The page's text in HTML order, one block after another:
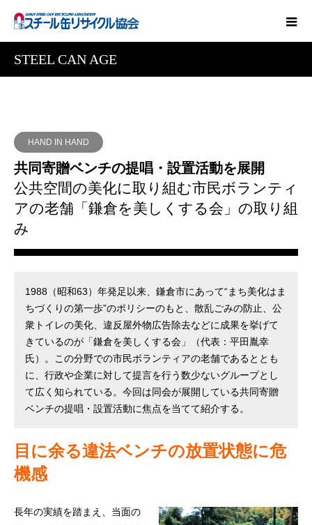
STEEL CAN AGE
HAND IN HAND
共同寄贈ベンチの提唱・設置活動を展開
公共空間の美化に取り組む市民ボランティ
アの老舗「鎌倉を美しくする会」の取り組
み
1988（昭和63）年発足以来、鎌倉市にあって“まち美化はま
ちづくりの第一歩”のポリシーのもと、散乱ごみの防止、公
衆トイレの美化、違反屋外物広告除去などに成果を挙げて
きているのが「鎌倉を美しくする会」（代表：平田胤幸
氏）。この分野での市民ボランティアの老舗であるととも
に、行政や企業に対して提言を行う数少ないグループとし
て広く知られている。今回は同会が展開している共同寄贈
ベンチの提唱・設置活動に焦点を当てて紹介する。
目に余る違法ベンチの放置状態に危
機感
長年の実績を踏まえ、当面の